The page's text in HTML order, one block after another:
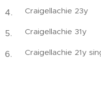
Craigellachie